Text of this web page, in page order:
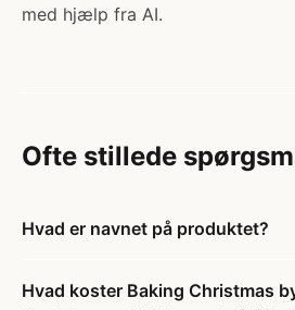
med hjælp fra AI.
Ofte stillede
Hvad er navnet på produktet?
Hvad koster Baking Christmas